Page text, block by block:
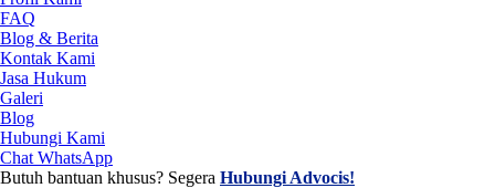
FAQ
Blog & Berita
Kontak Kami
Jasa Hukum
Galeri
Blog
Hubungi Kami
Chat WhatsApp
Butuh bantuan khusus? Segera Hubungi Advocis!